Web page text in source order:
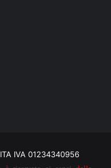
IVA 01234340956